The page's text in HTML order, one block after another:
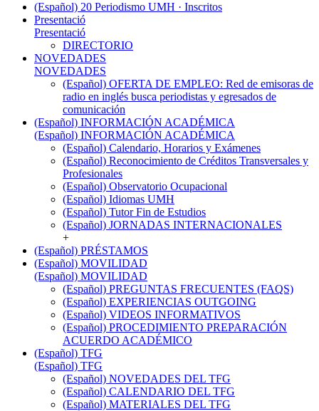
(Español) 20 Periodismo UMH · Inscritos
Presentació
Presentació
DIRECTORIO
NOVEDADES
NOVEDADES
(Español) OFERTA DE EMPLEO: Red de emisoras de
radio en inglés busca periodistas y egresados de
comunicación
(Español) INFORMACIÓN ACADÉMICA
(Español) INFORMACIÓN ACADÉMICA
(Español) Calendario, Horarios y Exámenes
(Español) Reconocimiento de Créditos Transversales y
Profesionales
(Español) Observatorio Ocupacional
(Español) Idiomas UMH
(Español) Tutor Fin de Estudios
(Español) JORNADAS INTERNACIONALES
+
(Español) PRÉSTAMOS
(Español) MOVILIDAD
(Español) MOVILIDAD
(Español) PREGUNTAS FRECUENTES (FAQS)
(Español) EXPERIENCIAS OUTGOING
(Español) VIDEOS INFORMATIVOS
(Español) PROCEDIMIENTO PREPARACIÓN
ACUERDO ACADÉMICO
(Español) TFG
(Español) TFG
(Español) NOVEDADES DEL TFG
(Español) CALENDARIO DEL TFG
(Español) MATERIALES DEL TFG